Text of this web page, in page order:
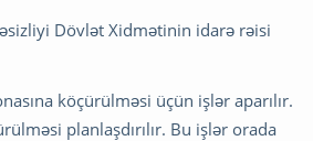
Dövlət Xidmətinin idarə rəisi
köçürülməsi üçün işlər aparılır.
planlaşdırılır. Bu işlər orada